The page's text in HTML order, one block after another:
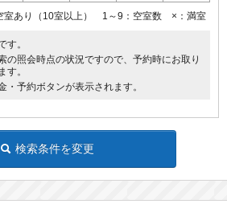
室あり（10室以上） 1～9：空室数 ×：満室
す。
照会時点の状況ですので、予約時にお取り
す。
予約ボタンが表示されます。
検索条件を変更